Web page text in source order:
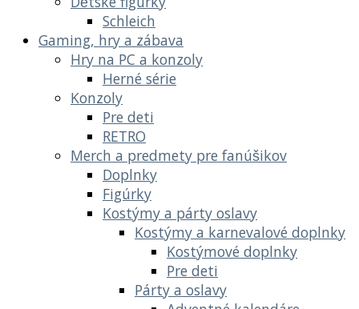
Schleich
Gaming, hry a zábava
Hry na PC a konzoly
Herné série
Konzoly
Pre deti
RETRO
Merch a predmety pre fanúšikov
Doplnky
Figúrky
Kostýmy a párty oslavy
Kostýmy a karnevalové doplnky
Kostýmové doplnky
Pre deti
Párty a oslavy